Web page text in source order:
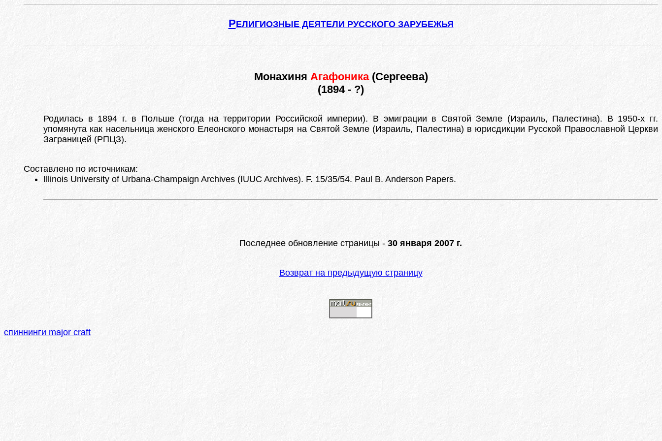
РЕЛИГИОЗНЫЕ ДЕЯТЕЛИ РУССКОГО ЗАРУБЕЖЬЯ
Монахиня Агафоника (Сергеева)
(1894 - ?)
Родилась в 1894 г. в Польше (тогда на территории Российской империи). В эмиграции в Святой Земле (Израиль, Палестина). В 1950-х гг.
упомянута как насельница женского Елеонского монастыря на Святой Земле (Израиль, Палестина) в юрисдикции Русской Православной Церкви
Заграницей (РПЦЗ).
Составлено по источникам:
Illinois University of Urbana-Champaign Archives (IUUC Archives). F. 15/35/54. Paul B. Anderson Papers.
Последнее обновление страницы - 30 января 2007 г.
Возврат на предыдущую страницу
спиннинги major craft